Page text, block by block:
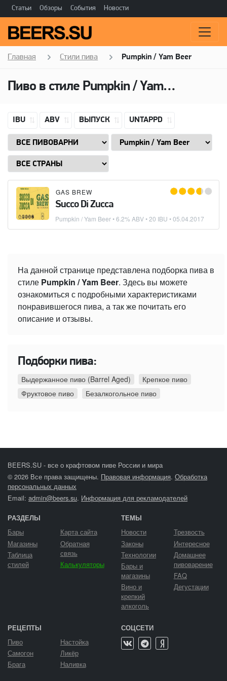
Статьи Обзоры События Новости
Главная Стили пива Pumpkin / Yam Beer
Пиво в стиле Pumpkin / Yam Beer
IBU ABV ВЫПУСК UNTAPPD
GAS BREW
Succo Di Zucca
Pumpkin / Yam Beer• 6.2% ABV • 20 IBU •05.04.2017
На данной странице представлена подборка пива в
стиле Pumpkin / Yam Beer. Здесь вы можете
ознакомиться с подробными характеристиками
понравившегося пива, а так же почитать его
описание и отзывы.
Подборки пива:
Выдержанное пиво (Barrel Aged)
Крепкое пиво
Фруктовое пиво
Безалкогольное пиво
BEERS.SU - все о крафтовом пиве России и мира
© 2026 Все права защищены. Правовая информация. Обработка
персональных данных
Email: admin@beers.su. Информация для рекламодателей
РАЗДЕЛЫ
Бары
Магазины
Таблица
стилей
Карта сайта
Обратная
связь
Калькуляторы
ТЕМЫ
Новости
Законы
Технологии
Бары и
магазины
Вино и
крепкий
алкоголь
Трезвость
Интересное
Домашнее
пивоварение
FAQ
Дегустации
РЕЦЕПТЫ
Пиво
Самогон
Брага
Настойка
Ликёр
Наливка
СОЦСЕТИ